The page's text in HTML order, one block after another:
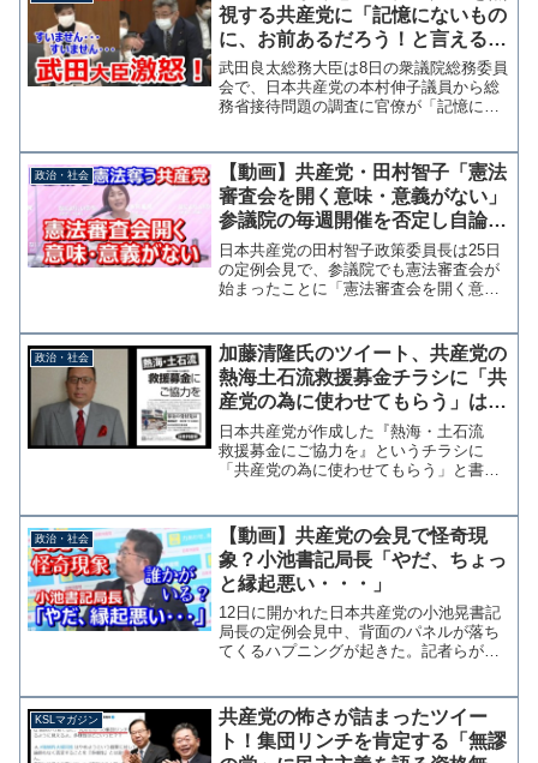
視する共産党に「記憶にないもの
に、お前あるだろう！と言えるの
か！」→共産党「すいません」
武田良太総務大臣は8日の衆議院総務委員
会で、日本共産党の本村伸子議員から総
務省接待問題の調査に官僚が「記憶にな
「記憶にないものを、いや、記憶にある
だろう！絶対にあるんだ！...
政治・社会
【動画】共産党・田村智子「憲法
審査会を開く意味・意義がない」
参議院の毎週開催を否定し自論展
開
日本共産党の田村智子政策委員長は25日
の定例会見で、参議院でも憲法審査会が
始まったことに「憲法審査会を開く意
「テーマもないのに開くのか」「毎週や
る必要はない、やるべきで...
政治・社会
加藤清隆氏のツイート、共産党の
熱海土石流救援募金チラシに「共
産党の為に使わせてもらう」はデ
マ
日本共産党が作成した『熱海・土石流
救援募金にご協力を』というチラシに
「共産党の為に使わせてもらう」と書か
隆氏であるが、なんら根拠は示されてい
ない。いつものデマだ。共産...
政治・社会
【動画】共産党の会見で怪奇現
象？小池書記局長「やだ、ちょっ
と縁起悪い・・・」
12日に開かれた日本共産党の小池晃書記
局長の定例会見中、背面のパネルが落ち
てくるハプニングが起きた。記者らがざ
「やだ、ちょっと縁起悪い」と苦笑し
た。パネルは何を伝えたかっ...
KSLマガジン
共産党の怖さが詰まったツイー
ト！集団リンチを肯定する「無謬